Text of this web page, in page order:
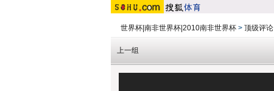
世界杯|南非世界杯|2010南非世界杯 > 顶级评论
上一组